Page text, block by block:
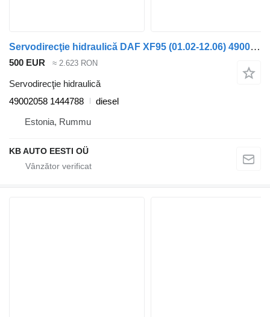
Servodirecţie hidraulică DAF XF95 (01.02-12.06) 49002058 pentru camion DAF XF95, XF105 (2001-2014)
500 EUR ≈ 2.623 RON
Servodirecţie hidraulică
49002058 1444788
diesel
Estonia, Rummu
KB AUTO EESTI OÜ